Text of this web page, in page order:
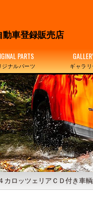
車登録販売
PARTS
ジナルパーツ ギャラリ
カロッツェリアＣＤ付き車